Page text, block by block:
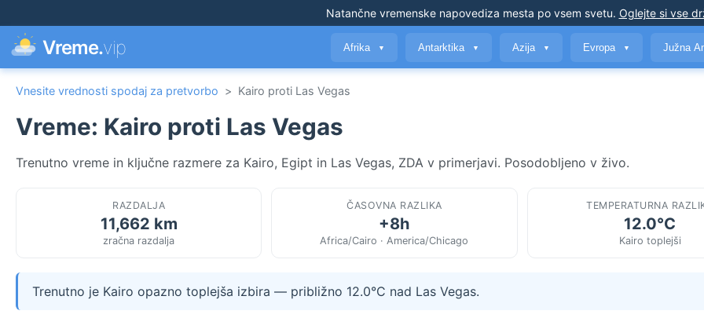
Natančne vremenske napovediza mesta po vsem svetu. Oglejte si vse
Vreme.vip Afrika ▼ Antarktika ▼ Azija ▼ Evropa ▼ Južna
Vnesite vrednosti spodaj za pretvorbo > Kairo proti Las Vegas
Vreme: Kairo proti Las Vegas
Trenutno vreme in ključne razmere za Kairo, Egipt in Las Vegas, ZDA v primerjavi. Posodobljeno v živo.
RAZDALJA
11,662 km
zračna razdalja
ČASOVNA RAZLIKA
+8h
Africa/Cairo · America/Chicago
TEMPERATURNA
12.0°C
Kairo toplejši
Trenutno je Kairo opazno toplejša izbira — približno 12.0°C nad Las Vegas.